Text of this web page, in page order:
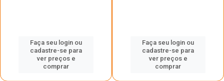
Faça seu login ou
cadastre-se para
ver preços e
comprar
Faça seu login ou
cadastre-se para
ver preços e
comprar